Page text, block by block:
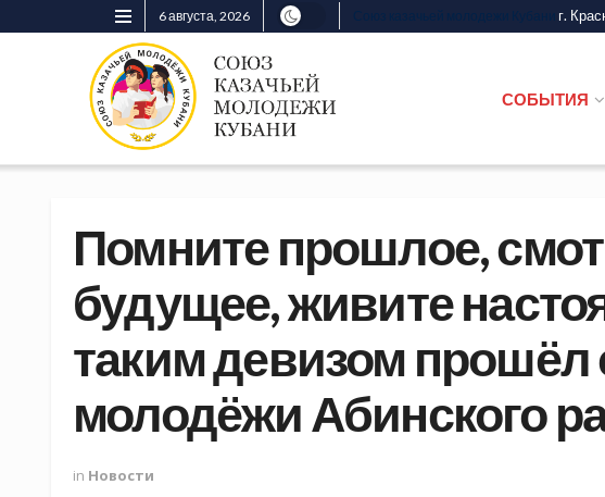
6 августа, 2026 г.
СОБЫТИЯ
Помните прошлое,
будущее, живите
таким девизом прошёл
молодёжи Абинского
in Новости